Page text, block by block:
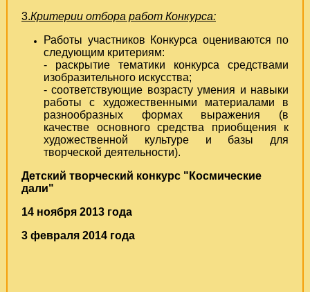
3.Критерии отбора работ Конкурса:
Работы участников Конкурса оцениваются по
следующим критериям:
- раскрытие тематики конкурса средствами
изобразительного искусства;
- соответствующие возрасту умения и навыки
работы с художественными материалами в
разнообразных формах выражения (в
качестве основного средства приобщения к
художественной культуре и базы для
творческой деятельности).
Детский творческий конкурс "Космические
дали"
14 ноября 2013 года
3 февраля 2014 года